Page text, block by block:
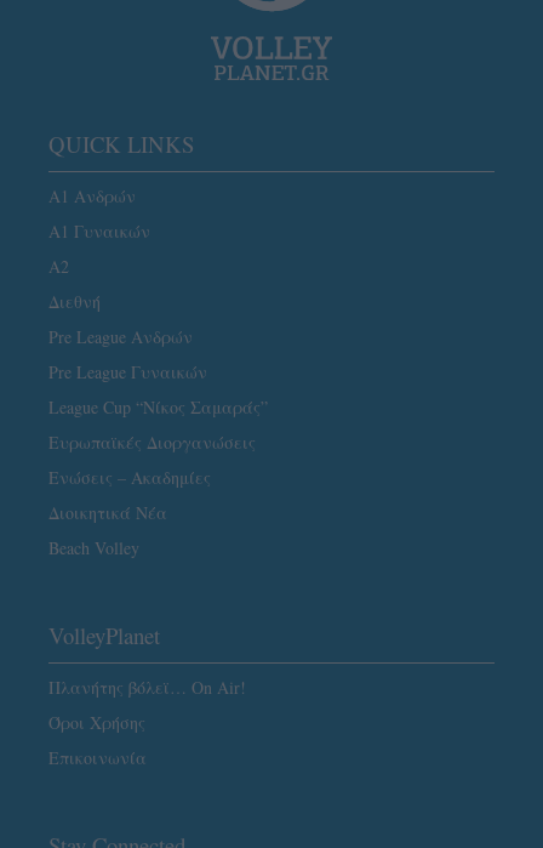
QUICK LINKS
Α1 Ανδρών
Α1 Γυναικών
A2
Διεθνή
Pre League Ανδρών
Pre League Γυναικών
League Cup “Νίκος Σαμαράς”
Ευρωπαϊκές Διοργανώσεις
Ενώσεις – Ακαδημίες
Διοικητικά Νέα
Beach Volley
VolleyPlanet
Πλανήτης βόλεϊ… On Air!
Όροι Χρήσης
Επικοινωνία